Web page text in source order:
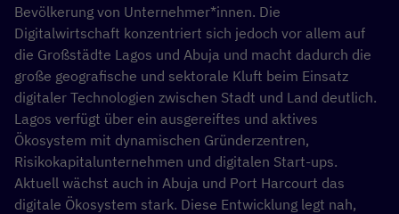
Bevölkerung von Unternehmer*innen. Die
Digitalwirtschaft konzentriert sich jedoch vor allem auf
die Großstädte Lagos und Abuja und macht dadurch die
große geografische und sektorale Kluft beim Einsatz
digitaler Technologien zwischen Stadt und Land deutlich.
Lagos verfügt über ein ausgereiftes und aktives
Ökosystem mit dynamischen Gründerzentren,
Risikokapitalunternehmen und digitalen Start-ups.
Aktuell wächst auch in Abuja und Port Harcourt das
digitale Ökosystem stark. Diese Entwicklung legt nah,